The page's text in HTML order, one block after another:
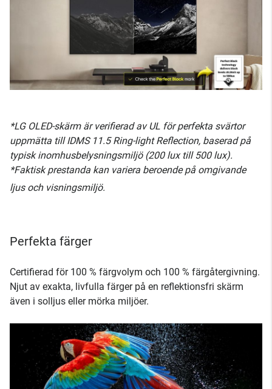
*LG OLED-skärm är verifierad av UL för perfekta svärtor
uppmätta till IDMS 11.5 Ring-light Reflection, baserad på
typisk inomhusbelysningsmiljö (200 lux till 500 lux).
*Faktisk prestanda kan variera beroende på omgivande
ljus och visningsmiljö.
Perfekta färger
Certifierad för 100 % färgvolym och 100 % färgåtergivning.
Njut av exakta, livfulla färger på en reflektionsfri skärm
även i solljus eller mörka miljöer.